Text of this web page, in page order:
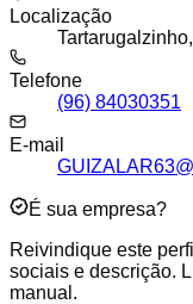
Localização
Telefone
(96) 84030351
E-mail
É sua empresa?
Reivindique este
sociais e descrição.
manual.